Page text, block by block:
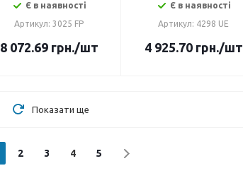
Є в наявності
Артикул: 3025 FP
8 072.69грн./шт
Є в наявності
Артикул: 4298 UE
4 925.70грн./шт
Показати ще
2 3 4 5